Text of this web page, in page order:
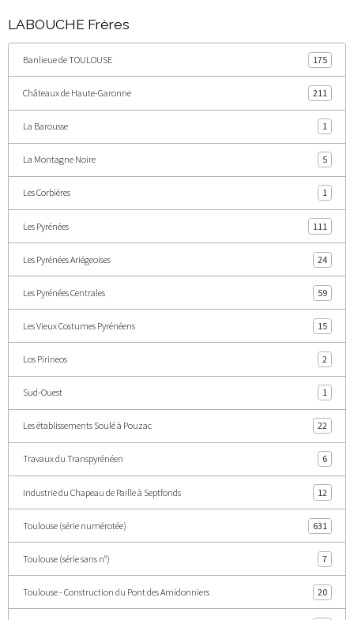
LABOUCHE Frères
Banlieue de TOULOUSE 175
Châteaux de Haute-Garonne 211
La Barousse 1
La Montagne Noire 5
Les Corbières 1
Les Pyrénées 111
Les Pyrénées Ariégeoises 24
Les Pyrénées Centrales 59
Les Vieux Costumes Pyrénéens 15
Los Pirineos 2
Sud-Ouest 1
Les établissements Soulé à Pouzac 22
Travaux du Transpyrénéen 6
Industrie du Chapeau de Paille à Septfonds 12
Toulouse (série numérotée) 631
Toulouse (série sans n°) 7
Toulouse - Construction du Pont des Amidonniers 20